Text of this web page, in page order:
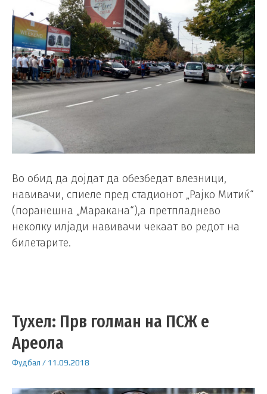
Во обид да дојдат да обезбедат влезници,
навивачи, спиеле пред стадионот „Рајко Митиќ“
(поранешна „Маракана“),а претпладнево
неколку илјади навивачи чекаат во редот на
билетарите.
Тухел: Прв голман на ПСЖ е
Ареола
Фудбал / 11.09.2018